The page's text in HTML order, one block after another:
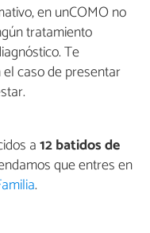
en unCOMO no
tratamiento
Te
caso de presentar
a12 batidos de
que entres en
.